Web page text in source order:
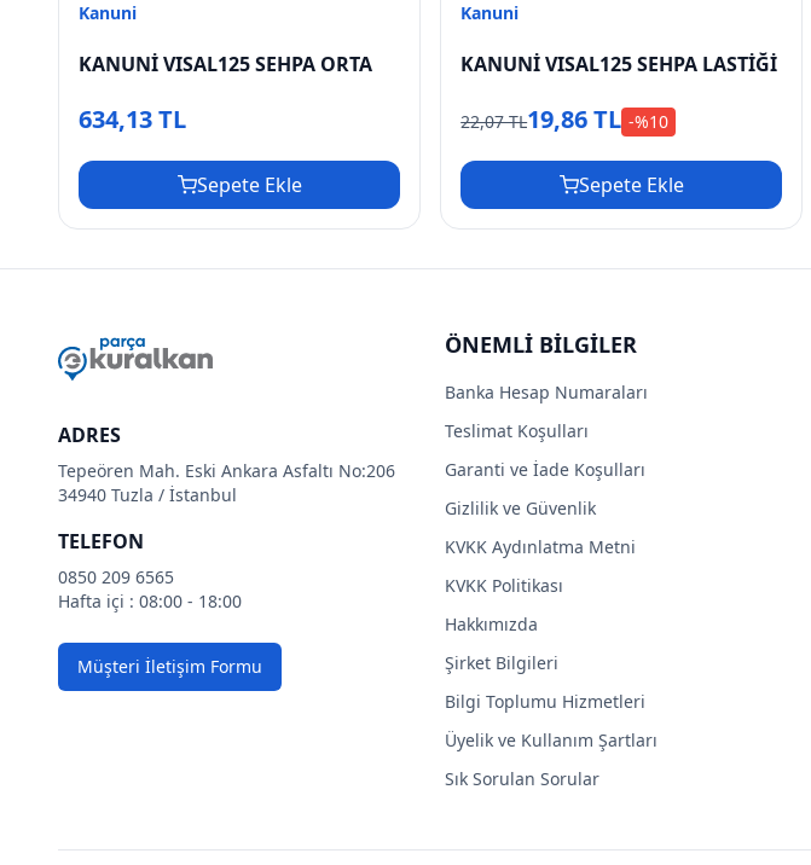
Kanuni
KANUNİ VISAL125 SEHPA ORTA
634,13 TL
Sepete Ekle
Kanuni
KANUNİ VISAL125 SEHPA LASTİĞİ
22,07 TL19,86 TL -%10
Sepete Ekle
ADRES
Tepeören Mah. Eski Ankara Asfaltı No:206
34940 Tuzla / İstanbul
TELEFON
0850 209 6565
Hafta içi : 08:00 - 18:00
Müşteri İletişim Formu
ÖNEMLİ BİLGİLER
Banka Hesap Numaraları
Teslimat Koşulları
Garanti ve İade Koşulları
Gizlilik ve Güvenlik
KVKK Aydınlatma Metni
KVKK Politikası
Hakkımızda
Şirket Bilgileri
Bilgi Toplumu Hizmetleri
Üyelik ve Kullanım Şartları
Sık Sorulan Sorular